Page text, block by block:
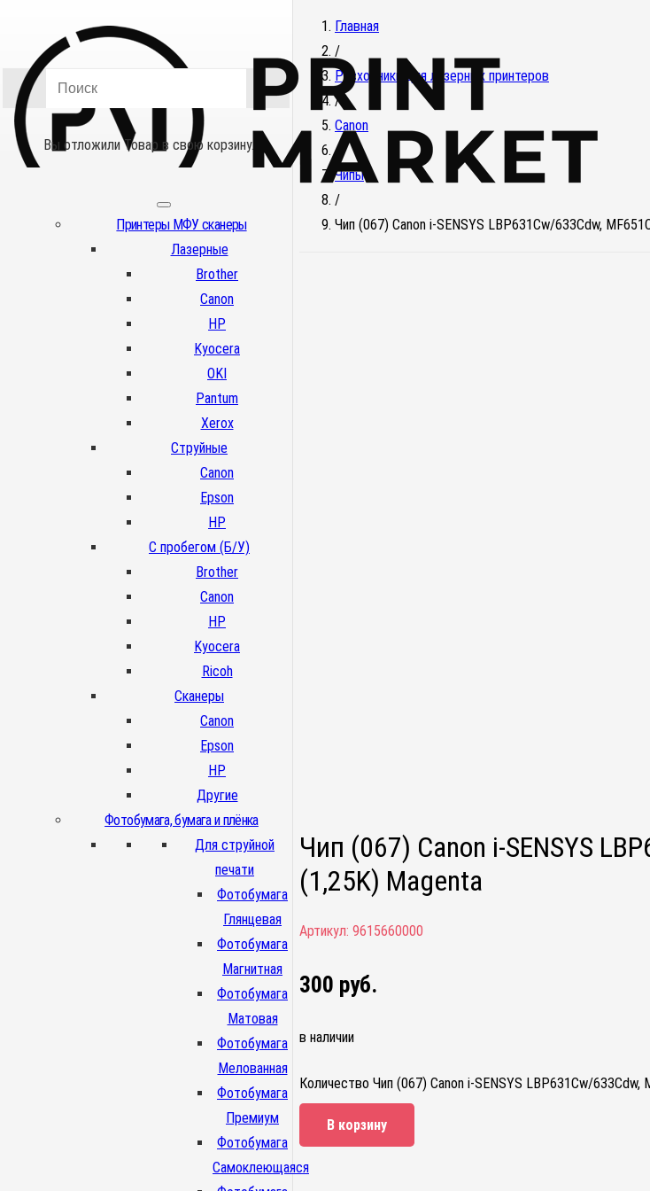
Вы отложилиТовар в свою корзину.
Принтеры МФУ сканеры
Лазерные
Brother
Canon
HP
Kyocera
OKI
Pantum
Xerox
Струйные
Canon
Epson
HP
С пробегом (Б/У)
Brother
Canon
HP
Kyocera
Ricoh
Сканеры
Canon
Epson
HP
Другие
Фотобумага, бумага и плёнка
Для струйной
печати
Фотобумага
Глянцевая
Фотобумага
Магнитная
Фотобумага
Матовая
Фотобумага
Мелованная
Фотобумага
Премиум
Фотобумага
Самоклеющаяся
Главная
/
Расходники для лазерных принтеров
/
Canon
/
Чипы
/
Чип (067) Canon i-SENSYS LBP631Cw/633Cdw,
Чип (067) Canon i-SENSYS
(1,25K) Magenta
Артикул: 9615660000
300 руб.
в наличии
Количество Чип (067) Canon i-SENSYS LBP631Cw/
В корзину